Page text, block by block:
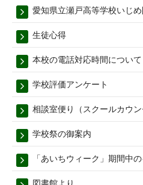
愛知県立瀬戸高等学校いじ
生徒心得
本校の電話対応時間について
学校評価アンケート
相談室便り（スクールカウン
学校祭の御案内
「あいちウィーク」期間中